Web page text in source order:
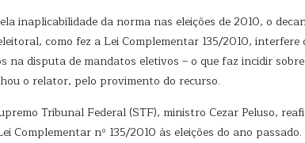
inaplicabilidade da norma nas eleições de 2010, o
como fez a Lei Complementar 135/2010,
na disputa de mandatos eletivos – o que faz incidir
o relator, pelo provimento do recurso.
Tribunal Federal (STF), ministro Cezar Peluso,
Complementar nº 135/2010 às eleições do ano